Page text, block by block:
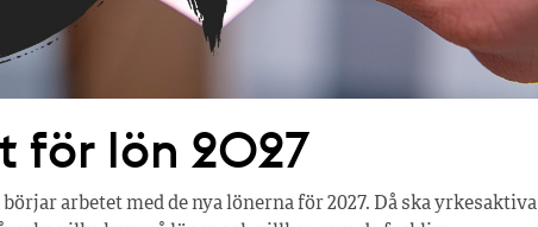
för lön 2027
arbetet med de nya lönerna för 2027. Då ska yrkesaktiva